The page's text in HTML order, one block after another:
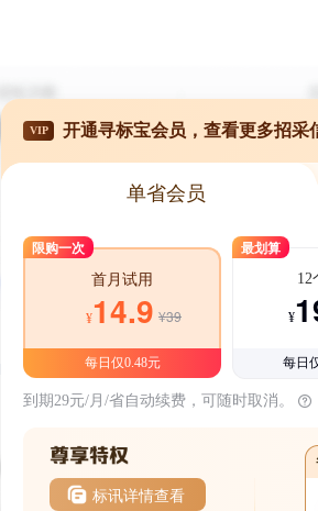
VIP 开通寻标宝会员，查看更多招采
单省会员
限购一次
首月试用
¥14.9 ¥39
每日仅0.48元
最划算
12
¥
每日
到期29元/月/省自动续费，可随时取消。
标讯详情查看